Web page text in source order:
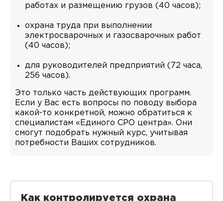
работах и размещению грузов (40 часов);
охрана труда при выполнении
электросварочных и газосварочных работ
(40 часов);
для руководителей предприятий (72 часа,
256 часов).
Это только часть действующих программ.
Если у Вас есть вопросы по поводу выбора
какой-то конкретной, можно обратиться к
специалистам «Единого СРО центра». Они
смогут подобрать нужный курс, учитывая
потребности Ваших сотрудников.
Как контролируется охрана